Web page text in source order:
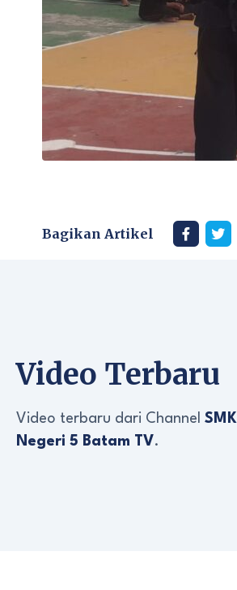
Bagikan Artikel
Video Terbaru
Video terbaru dari Channel SMK
Negeri 5 Batam TV.